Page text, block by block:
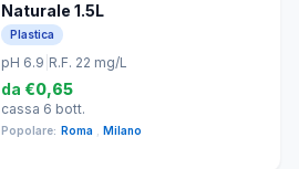
Naturale 1.5L
Plastica
pH 6.9 R.F. 22 mg/L
da €0,65
cassa 6 bott.
Popolare: Roma Milano